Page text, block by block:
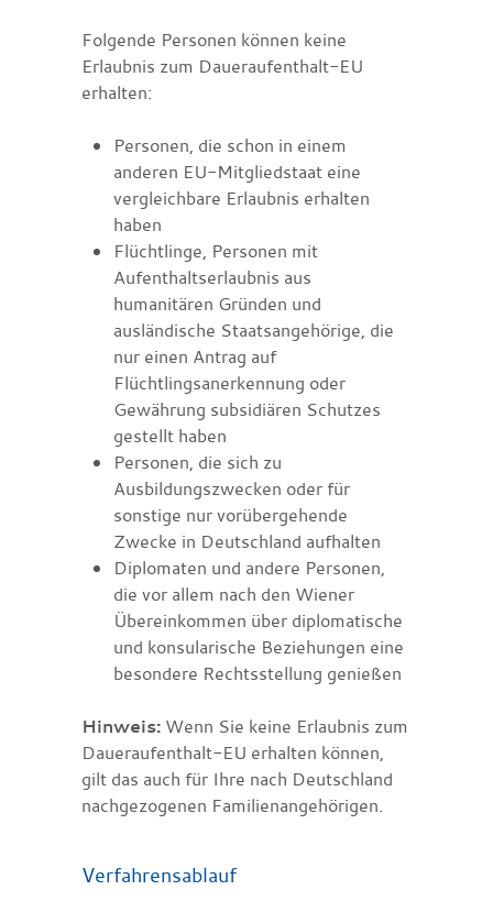
Folgende Personen können keine
Erlaubnis zum Daueraufenthalt-EU
erhalten:
Personen, die schon in einem
anderen EU-Mitgliedstaat eine
vergleichbare Erlaubnis erhalten
haben
Flüchtlinge, Personen mit
Aufenthaltserlaubnis aus
humanitären Gründen und
ausländische Staatsangehörige, die
nur einen Antrag auf
Flüchtlingsanerkennung oder
Gewährung subsidiären Schutzes
gestellt haben
Personen, die sich zu
Ausbildungszwecken oder für
sonstige nur vorübergehende
Zwecke in Deutschland aufhalten
Diplomaten und andere Personen,
die vor allem nach den Wiener
Übereinkommen über diplomatische
und konsularische Beziehungen eine
besondere Rechtsstellung genießen
Hinweis: Wenn Sie keine Erlaubnis zum
Daueraufenthalt-EU erhalten können,
gilt das auch für Ihre nach Deutschland
nachgezogenen Familienangehörigen.
Verfahrensablauf